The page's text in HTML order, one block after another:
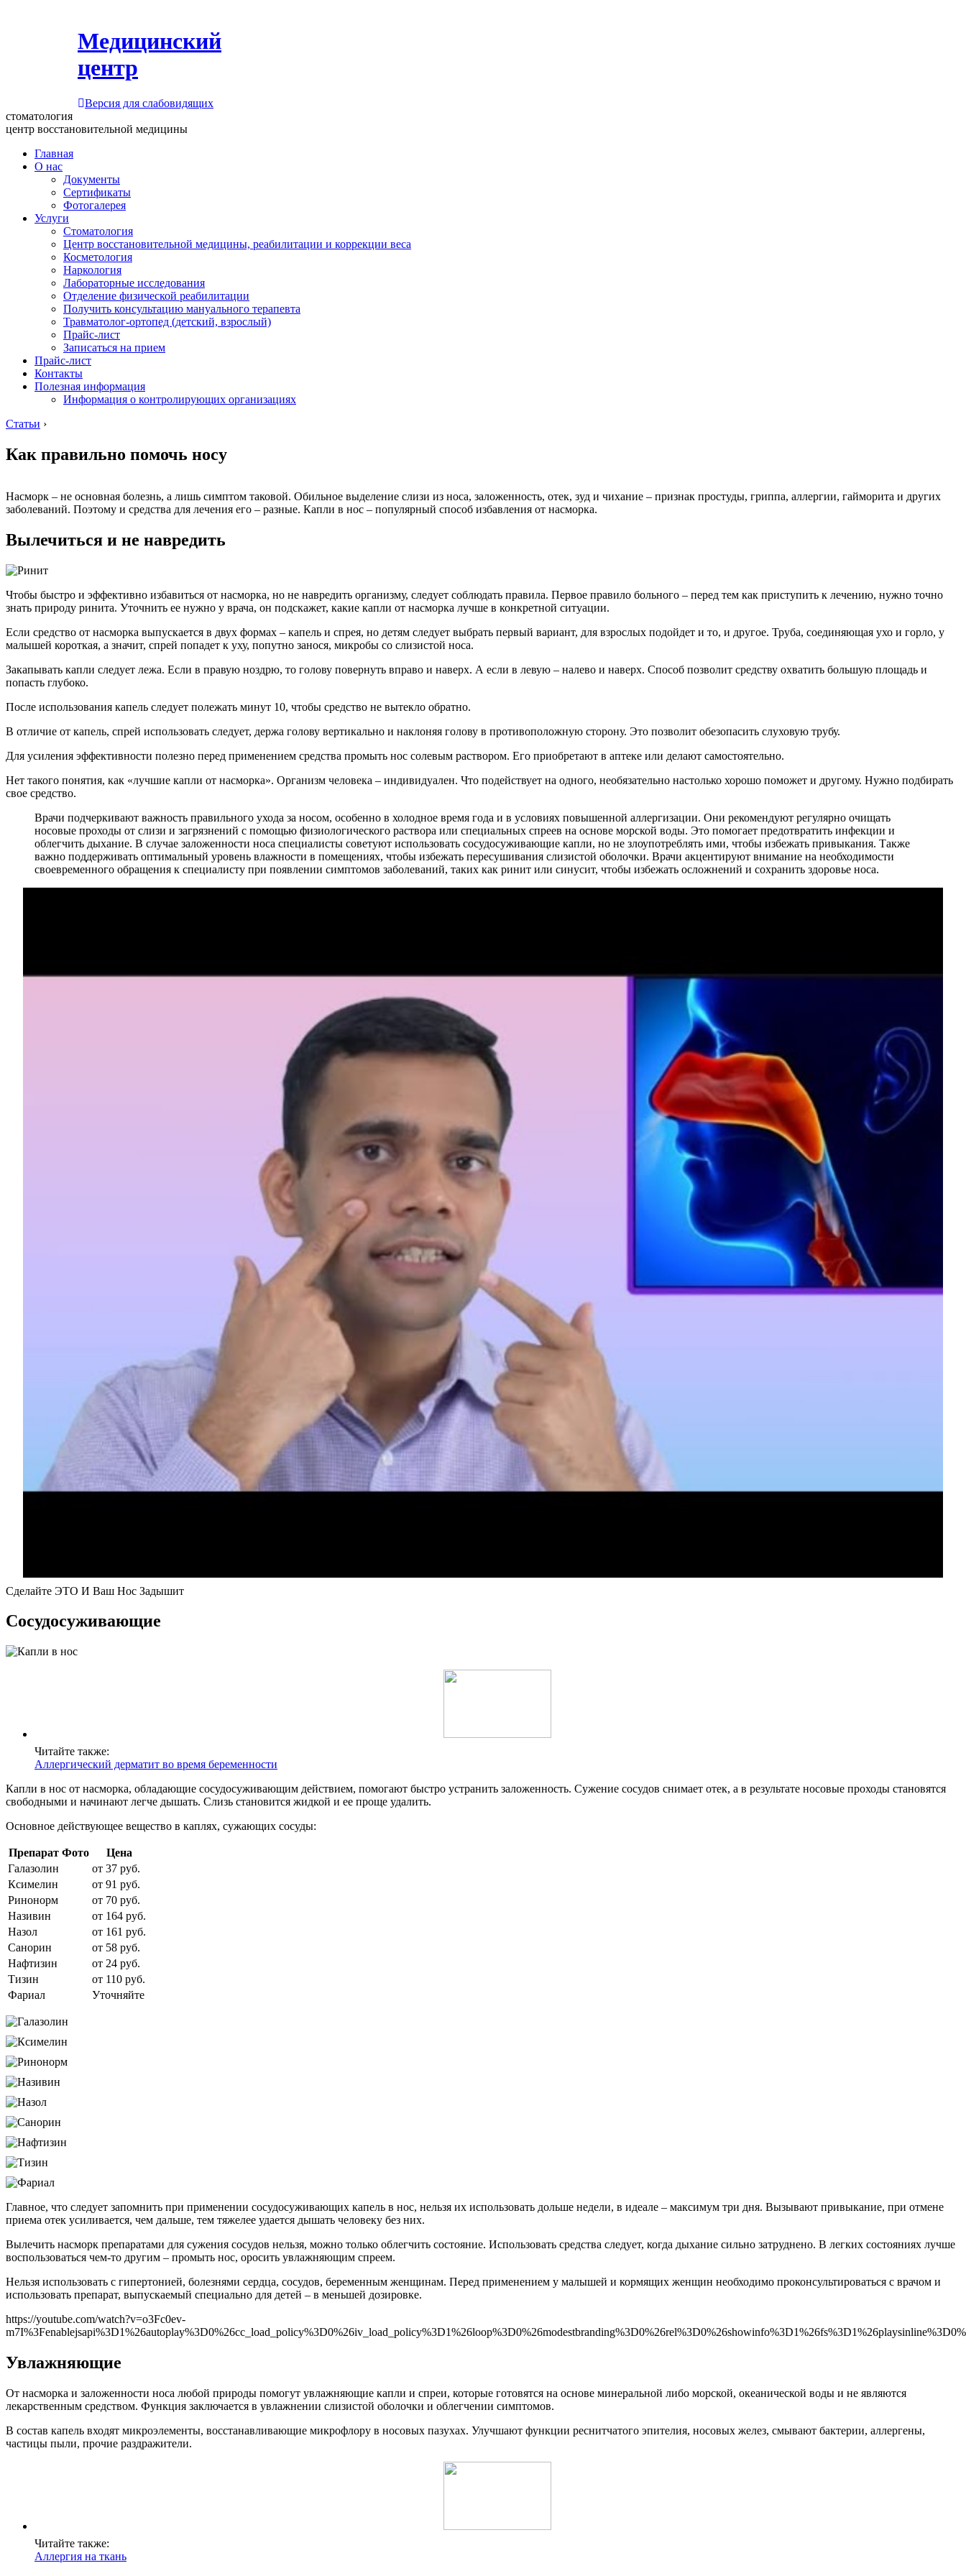
Медицинский
центр
Версия для слабовидящих
стоматология
центр восстановительной медицины
Главная
О нас
Документы
Сертификаты
Фотогалерея
Услуги
Стоматология
Центр восстановительной медицины, реабилитации и коррекции веса
Косметология
Наркология
Лабораторные исследования
Отделение физической реабилитации
Получить консультацию мануального терапевта
Травматолог-ортопед (детский, взрослый)
Прайс-лист
Записаться на прием
Прайс-лист
Контакты
Полезная информация
Информация о контролирующих организациях
Статьи ›
Как правильно помочь носу
Насморк – не основная болезнь, а лишь симптом таковой. Обильное выделение слизи из носа, заложенность, отек, зуд и чихание – признак простуды, гриппа, аллергии, гайморита и других
заболеваний. Поэтому и средства для лечения его – разные. Капли в нос – популярный способ избавления от насморка.
Вылечиться и не навредить
Чтобы быстро и эффективно избавиться от насморка, но не навредить организму, следует соблюдать правила. Первое правило больного – перед тем как приступить к лечению, нужно точно
знать природу ринита. Уточнить ее нужно у врача, он подскажет, какие капли от насморка лучше в конкретной ситуации.
Если средство от насморка выпускается в двух формах – капель и спрея, но детям следует выбрать первый вариант, для взрослых подойдет и то, и другое. Труба, соединяющая ухо и горло, у
малышей короткая, а значит, спрей попадет к уху, попутно занося, микробы со слизистой носа.
Закапывать капли следует лежа. Если в правую ноздрю, то голову повернуть вправо и наверх. А если в левую – налево и наверх. Способ позволит средству охватить большую площадь и
попасть глубоко.
После использования капель следует полежать минут 10, чтобы средство не вытекло обратно.
В отличие от капель, спрей использовать следует, держа голову вертикально и наклоняя голову в противоположную сторону. Это позволит обезопасить слуховую трубу.
Для усиления эффективности полезно перед применением средства промыть нос солевым раствором. Его приобретают в аптеке или делают самостоятельно.
Нет такого понятия, как «лучшие капли от насморка». Организм человека – индивидуален. Что подействует на одного, необязательно настолько хорошо поможет и другому. Нужно подбирать
свое средство.
Врачи подчеркивают важность правильного ухода за носом, особенно в холодное время года и в условиях повышенной аллергизации. Они рекомендуют регулярно очищать
носовые проходы от слизи и загрязнений с помощью физиологического раствора или специальных спреев на основе морской воды. Это помогает предотвратить инфекции и
облегчить дыхание. В случае заложенности носа специалисты советуют использовать сосудосуживающие капли, но не злоупотреблять ими, чтобы избежать привыкания. Также
важно поддерживать оптимальный уровень влажности в помещениях, чтобы избежать пересушивания слизистой оболочки. Врачи акцентируют внимание на необходимости
своевременного обращения к специалисту при появлении симптомов заболеваний, таких как ринит или синусит, чтобы избежать осложнений и сохранить здоровье носа.
Сделайте ЭТО И Ваш Нос Задышит
Сосудосуживающие
Читайте также:
Аллергический дерматит во время беременности
Капли в нос от насморка, обладающие сосудосуживающим действием, помогают быстро устранить заложенность. Сужение сосудов снимает отек, а в результате носовые проходы становятся
свободными и начинают легче дышать. Слизь становится жидкой и ее проще удалить.
Основное действующее вещество в каплях, сужающих сосуды:
Препарат Фото
Цена
Галазолин
от 37 руб.
Ксимелин
от 91 руб.
Ринонорм
от 70 руб.
Називин
от 164 руб.
Назол
от 161 руб.
Санорин
от 58 руб.
Нафтизин
от 24 руб.
Тизин
от 110 руб.
Фариал
Уточняйте
Главное, что следует запомнить при применении сосудосуживающих капель в нос, нельзя их использовать дольше недели, в идеале – максимум три дня. Вызывают привыкание, при отмене
приема отек усиливается, чем дальше, тем тяжелее удается дышать человеку без них.
Вылечить насморк препаратами для сужения сосудов нельзя, можно только облегчить состояние. Использовать средства следует, когда дыхание сильно затруднено. В легких состояниях лучше
воспользоваться чем-то другим – промыть нос, оросить увлажняющим спреем.
Нельзя использовать с гипертонией, болезнями сердца, сосудов, беременным женщинам. Перед применением у малышей и кормящих женщин необходимо проконсультироваться с врачом и
использовать препарат, выпускаемый специально для детей – в меньшей дозировке.
https://youtube.com/watch?v=o3Fc0ev-
Увлажняющие
От насморка и заложенности носа любой природы помогут увлажняющие капли и спреи, которые готовятся на основе минеральной либо морской, океанической воды и не являются
лекарственным средством. Функция заключается в увлажнении слизистой оболочки и облегчении симптомов.
В состав капель входят микроэлементы, восстанавливающие микрофлору в носовых пазухах. Улучшают функции реснитчатого эпителия, носовых желез, смывают бактерии, аллергены,
частицы пыли, прочие раздражители.
Читайте также:
Аллергия на ткань